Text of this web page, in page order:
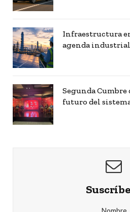
Infraestructura
agenda industrial:
Segunda
futuro del